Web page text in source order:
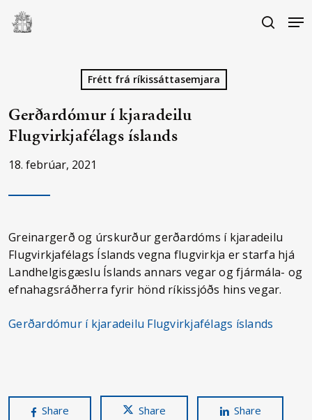
Skip
search
Frétt frá ríkissáttasemjara
Gerðardómur í kjaradeilu
Flugvirkjafélags íslands
18. febrúar, 2021
Greinargerð og úrskurður gerðardóms í kjaradeilu
Flugvirkjafélags Íslands vegna flugvirkja er starfa hjá
Landhelgisgæslu Íslands annars vegar og fjármála- og
efnahagsráðherra fyrir hönd ríkissjóðs hins vegar.
Gerðardómur í kjaradeilu Flugvirkjafélags íslands
Share Share Share